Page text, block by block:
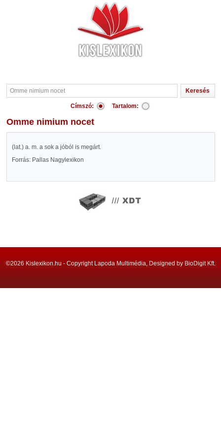
Címszó: Tartalom:
Omme nimium nocet
(lat.) a. m. a sok a jóból is megárt.
Forrás: Pallas Nagylexikon
©2026 Kislexikon.hu - Copyright Lapoda Multimédia, Designed by BioDigit Kft.